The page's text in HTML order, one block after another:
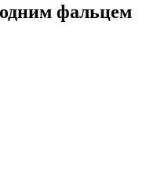
фальцем